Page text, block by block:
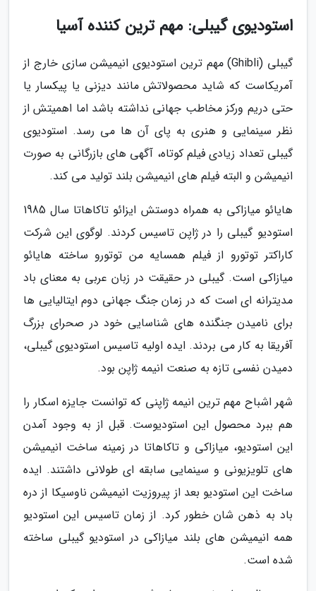
استودیوی گیبلی: مهم ترین کننده آسیا
گیبلی (Ghibli) مهم ترین استودیوی انیمیشن سازی خارج از
آمریکاست که شاید محصولاتش مانند دیزنی یا پیکسار یا
حتی دریم ورکز مخاطب جهانی نداشته باشد اما اهمیتش از
نظر سینمایی و هنری به پای آن ها می رسد. استودیوی
گیبلی تعداد زیادی فیلم کوتاه، آگهی های بازرگانی به صورت
انیمیشن و البته فیلم های انیمیشن بلند تولید می کند.
هایائو میازاکی به همراه دوستش ایزائو تاکاهاتا سال 1985
استودیو گیبلی را در ژاپن تاسیس کردند. لوگوی این شرکت
کاراکتر توتورو از فیلم همسایه من توتورو ساخته هایائو
میازاکی است. گیبلی در حقیقت در زبان عربی به معنای باد
مدیترانه ای است که در زمان جنگ جهانی دوم ایتالیایی ها
برای نامیدن جنگنده های شناسایی خود در صحرای بزرگ
آفریقا به کار می بردند. ایده اولیه تاسیس استودیوی گیبلی،
دمیدن نفسی تازه به صنعت انیمه ژاپن بود.
شهر اشباح مهم ترین انیمه ژاپنی که توانست جایزه اسکار را
هم ببرد محصول این استودیوست. قبل از به وجود آمدن
این استودیو، میازاکی و تاکاهاتا در زمینه ساخت انیمیشن
های تلویزیونی و سینمایی سابقه ای طولانی داشتند. ایده
ساخت این استودیو بعد از پیروزیت انیمیشن ناوسیکا از دره
باد به ذهن شان خطور کرد. از زمان تاسیس این استودیو
همه انیمیشن های بلند میازاکی در استودیو گیبلی ساخته
شده است.